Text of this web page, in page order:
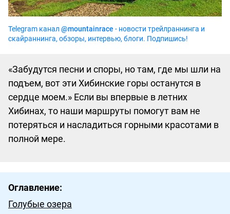
Telegram канал @mountainrace - новости трейлраннинга и
скайраннинга, обзоры, интервью, блоги. Подпишись!
«‎Забудутся песни и споры, но там, где мы шли на
подъем, вот эти Хибинские горы останутся в
сердце моем.»‎ Если вы впервые в летних
Хибинах, то наши маршруты помогут вам не
потеряться и насладиться горными красотами в
полной мере.
Оглавление:
Голубые озера